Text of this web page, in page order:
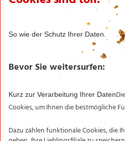
Transparente Fischerei
Aktionsartikel
Sortimentsartikel
Unternehmen
Karriere
Expansion
Kontakt
Karriere